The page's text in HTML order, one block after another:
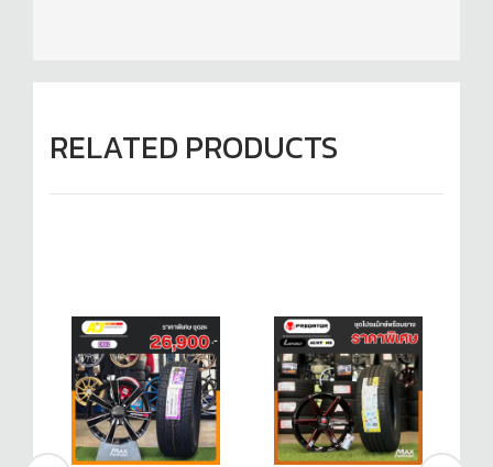
RELATED PRODUCTS